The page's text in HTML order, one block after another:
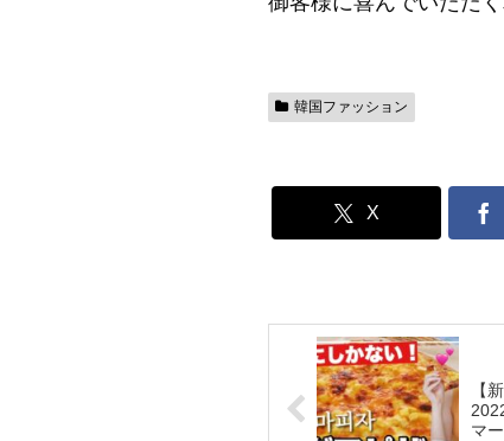
韓国ファッション
X
【
マ